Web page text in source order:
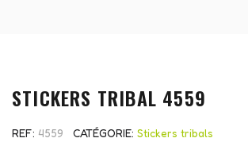
STICKERS TRIBAL 4559
REF 4559 CATÉGORIE Stickers tribals